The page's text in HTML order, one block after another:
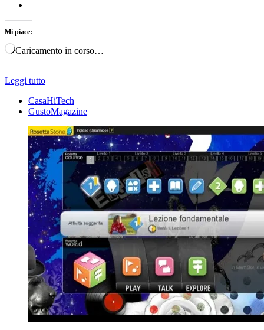
Mi piace:
Caricamento in corso…
Leggi tutto
CasaHiTech
GustoMagazine